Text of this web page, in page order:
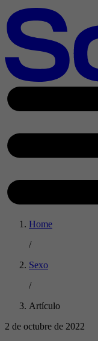
Home
/
Sexo
/
Artículo
2 de octubre de 2022